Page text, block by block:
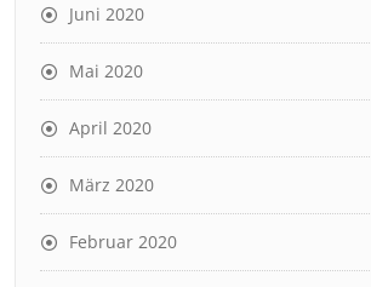
Juni 2020
Mai 2020
April 2020
März 2020
Februar 2020